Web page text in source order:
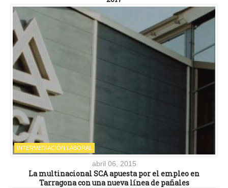
INTERMEDIACIÓN LABORAL
abril 06, 2015
La multinacional SCA apuesta por el empleo en
Tarragona con una nueva línea de pañales